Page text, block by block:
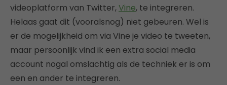
videoplatform van Twitter,Vine, te integreren.
Helaas gaat dit (vooralsnog) niet gebeuren. Wel is
er de mogelijkheid om via Vine je video te tweeten,
maar persoonlijk vind ik een extra social media
account nogal omslachtig als de techniek er is om
een en ander te integreren.